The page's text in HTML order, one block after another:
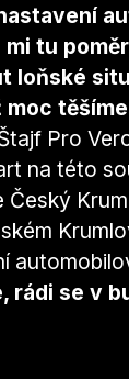
tu
loňské
moc
Pro
na této
Český
rádi se v